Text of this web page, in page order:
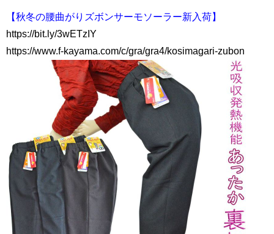
【秋冬の腰曲がりズボンサーモソーラー新入荷】
https://bit.ly/3wETzIY
https://www.f-kayama.com/c/gra/gra4/kosimagari-zubon